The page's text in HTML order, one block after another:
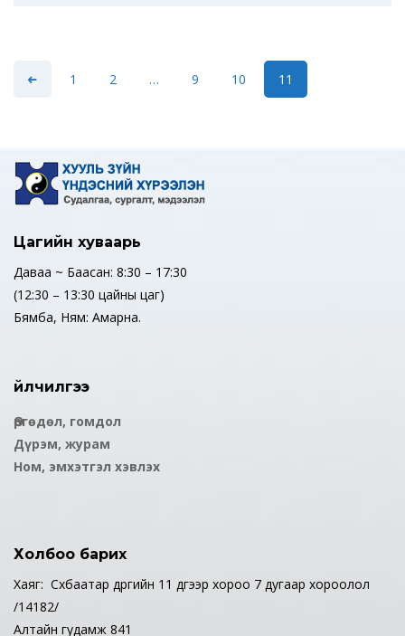
1 2 … 9 10 11
Цагийн хуваарь
Даваа ~ Баасан: 8:30 – 17:30
(12:30 – 13:30 цайны цаг)
Бямба, Ням: Амарна.
Үйлчилгээ
Өргөдөл, гомдол
Дүрэм, журам
Ном, эмхэтгэл хэвлэх
Холбоо барих
Хаяг: Сүхбаатар дүүргийн 11 дүгээр хороо 7 дугаар хороолол
/14182/
Алтайн гудамж 841